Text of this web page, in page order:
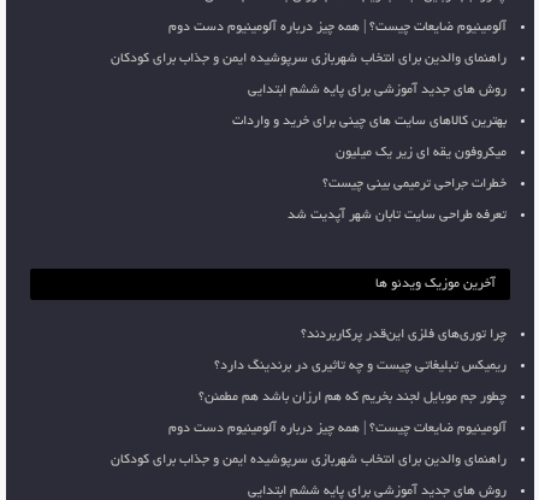
آلومینیوم ضایعات چیست؟ | همه چیز درباره آلومینیوم دست دوم
راهنمای والدین برای انتخاب شهربازی سرپوشیده ایمن و جذاب برای کودکان
روش های جدید آموزشی برای پایه ششم ابتدایی
بهترین کالاهای سایت های چینی برای خرید و واردات
میکروفون یقه ای زیر یک میلیون
خطرات جراحی ترمیمی بینی چیست؟
تعرفه طراحی سایت تابان شهر آپدیت شد
آخرین موزیک ویدئو ها
چرا توری‌های فلزی این‌قدر پرکاربردند؟
ریمیکس تبلیغاتی چیست و چه تاثیری در برندینگ دارد؟
چطور جم موبایل لجند بخریم که هم ارزان باشد هم مطمئن؟
آلومینیوم ضایعات چیست؟ | همه چیز درباره آلومینیوم دست دوم
راهنمای والدین برای انتخاب شهربازی سرپوشیده ایمن و جذاب برای کودکان
روش های جدید آموزشی برای پایه ششم ابتدایی